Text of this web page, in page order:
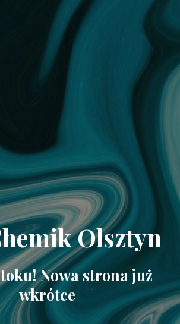
Olsztyn
Nowa strona już
wkrótce